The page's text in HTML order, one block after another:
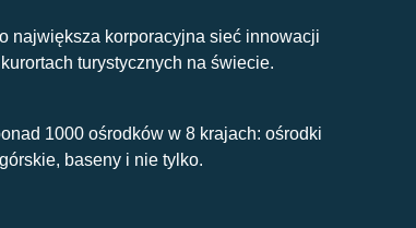
największa korporacyjna sieć innowacji
turystycznych na świecie.
1000 ośrodków w 8 krajach: ośrodki
baseny i nie tylko.